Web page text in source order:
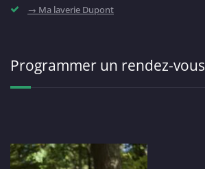
→ Ma laverie Dupont
Programmer un rendez-vous